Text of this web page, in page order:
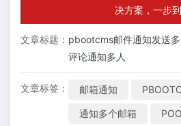
决方案，一步
文章标题： pbootcms邮件通知发送多
评论通知多人
文章标签： 邮箱通知
通知多个邮箱